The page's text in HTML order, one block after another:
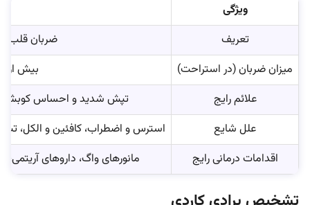
ویژگی
تعریف
ضربان قلب
میزان ضربان (در استراحت)
بیش از ۱۰۰ ضربان در دقیقه
علائم رایج
تپش شدید و احساس کوبش
علل شایع
استرس و اضطراب، کافئین و الکل، تب،
اقدامات درمانی رایج
مانورهای واگ، داروهای آریتمی،